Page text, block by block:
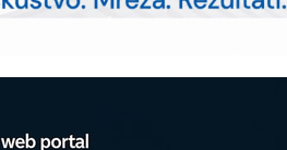
COMBYPACK
ROSA i SCHUNK podižu
Detekcija različitih oblika